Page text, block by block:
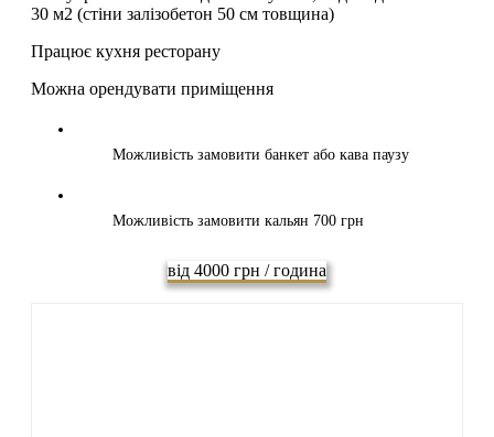
30 м2 (стіни залізобетон 50 см товщина)
Працює кухня ресторану
Можна орендувати приміщення
Можливість замовити банкет або кава паузу
Можливість замовити кальян 700 грн
від 4000 грн / година